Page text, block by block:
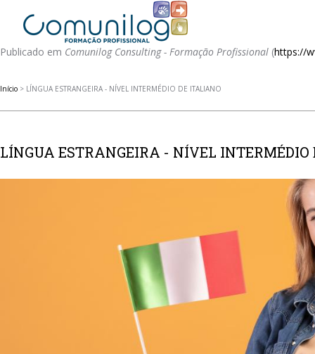
Publicado em Comunilog Consulting - Formação Profissional (https://
Início > LÍNGUA ESTRANGEIRA - NÍVEL INTERMÉDIO DE ITALIANO
LÍNGUA ESTRANGEIRA - NÍVEL